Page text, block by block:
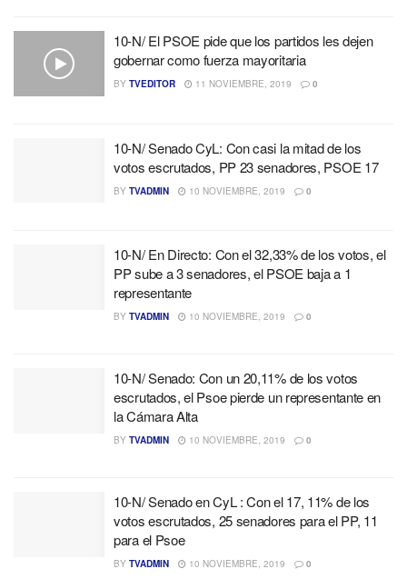
10-N/ El PSOE pide que los partidos les dejen
gobernar como fuerza mayoritaria
BY TVEDITOR 11 NOVIEMBRE, 2019 0
10-N/ Senado CyL: Con casi la mitad de los
votos escrutados, PP 23 senadores, PSOE 17
BY TVADMIN 10 NOVIEMBRE, 2019 0
10-N/ En Directo: Con el 32,33% de los votos, el
PP sube a 3 senadores, el PSOE baja a 1
representante
BY TVADMIN 10 NOVIEMBRE, 2019 0
10-N/ Senado: Con un 20,11% de los votos
escrutados, el Psoe pierde un representante en
la Cámara Alta
BY TVADMIN 10 NOVIEMBRE, 2019 0
10-N/ Senado en CyL : Con el 17, 11% de los
votos escrutados, 25 senadores para el PP, 11
para el Psoe
BY TVADMIN 10 NOVIEMBRE, 2019 0